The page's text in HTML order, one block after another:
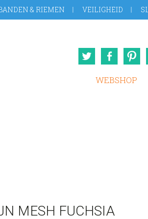
& RIEMEN VEILIGHEID
Twitter
WEBSHOP
MESH FUCHSIA